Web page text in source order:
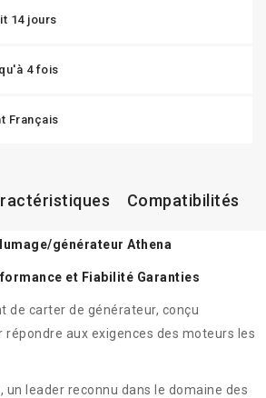
14 jours
4 fois
Français
Compatibilités
générateur Athena
et Fiabilité Garanties
de carter de générateur, conçu
aux exigences des moteurs les
un leader reconnu dans le domaine des